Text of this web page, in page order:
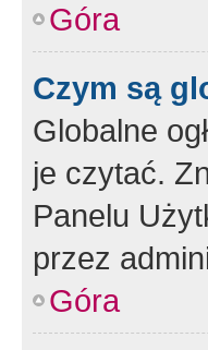
Góra
Czym są
Globalne
je czytać.
Panelu
przez
Góra